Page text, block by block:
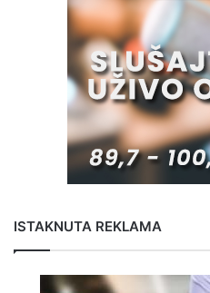
ISTAKNUTA REKLAMA